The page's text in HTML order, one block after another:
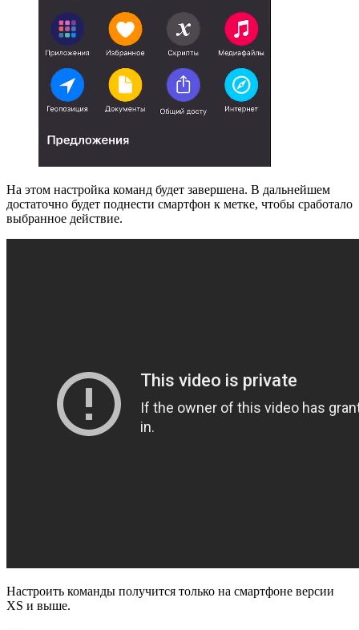
На этом настройка команд будет завершена. В дальнейшем
достаточно будет поднести смартфон к метке, чтобы сработало
выбранное действие.
Настроить команды получится только на смартфоне версии
XS и выше.